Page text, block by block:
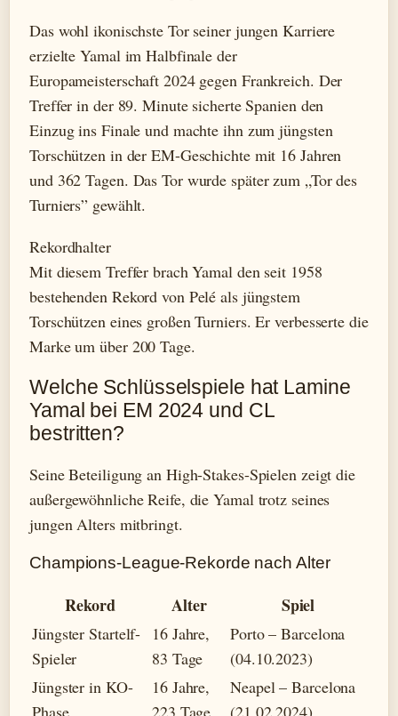
Das wohl ikonischste Tor seiner jungen Karriere
erzielte Yamal im Halbfinale der
Europameisterschaft 2024 gegen Frankreich. Der
Treffer in der 89. Minute sicherte Spanien den
Einzug ins Finale und machte ihn zum jüngsten
Torschützen in der EM-Geschichte mit 16 Jahren
und 362 Tagen. Das Tor wurde später zum „Tor des
Turniers” gewählt.
Rekordhalter
Mit diesem Treffer brach Yamal den seit 1958
bestehenden Rekord von Pelé als jüngstem
Torschützen eines großen Turniers. Er verbesserte die
Marke um über 200 Tage.
Welche Schlüsselspiele hat Lamine
Yamal bei EM 2024 und CL
bestritten?
Seine Beteiligung an High-Stakes-Spielen zeigt die
außergewöhnliche Reife, die Yamal trotz seines
jungen Alters mitbringt.
Champions-League-Rekorde nach Alter
Rekord Alter Spiel
Jüngster Startelf-
Spieler
16 Jahre,
83 Tage
Porto – Barcelona
(04.10.2023)
Jüngster in KO-
Phase
16 Jahre,
223 Tage
Neapel – Barcelona
(21.02.2024)